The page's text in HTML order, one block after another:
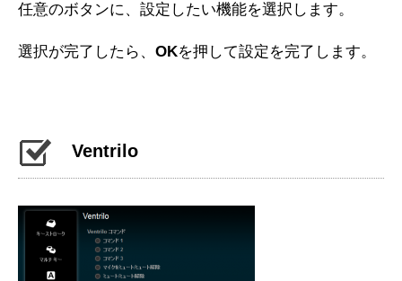
任意のボタンに、設定したい機能を選択します。
選択が完了したら、 OKを押して設定を完了します。
Ventrilo